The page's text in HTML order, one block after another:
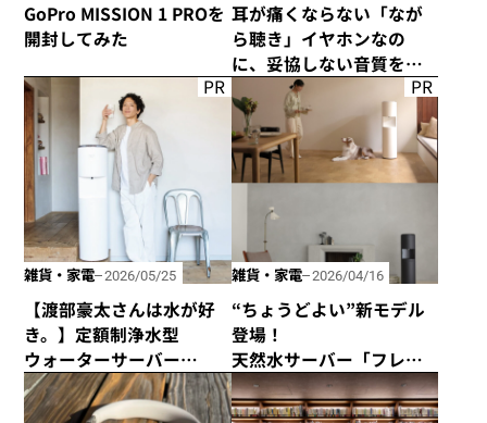
GoPro MISSION 1 PROを
開封してみた
耳が痛くならない「なが
ら聴き」イヤホンなの
に、妥協しない音質を追
求した「HP-H300BT」が
発売！
PR
雑貨・家電 2026/05/25
【渡部豪太さんは水が好
き。】定額制浄水型
ウォーターサーバー
every frecious tallを使っ
てみた
PR
雑貨・家電 2026/04/16
“ちょうどよい”新モデル
登場！
天然水サーバー「フレ
シャス・デュオ」がリ
ニューアル